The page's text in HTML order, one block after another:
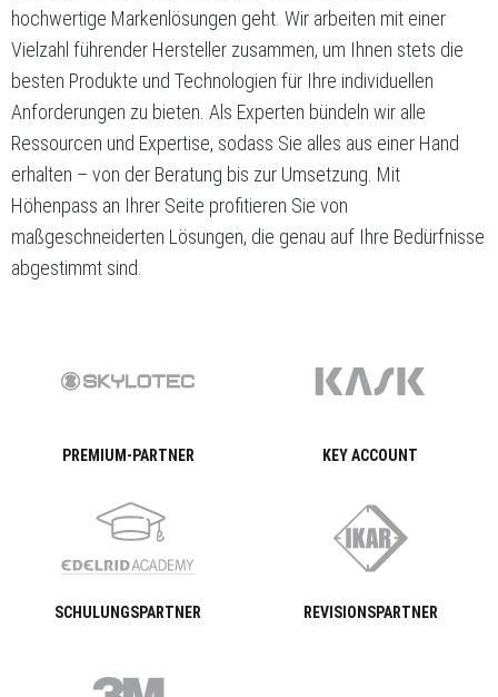
hochwertige Markenlösungen geht. Wir arbeiten mit einer
Vielzahl führender Hersteller zusammen, um Ihnen stets die
besten Produkte und Technologien für Ihre individuellen
Anforderungen zu bieten. Als Experten bündeln wir alle
Ressourcen und Expertise, sodass Sie alles aus einer Hand
erhalten – von der Beratung bis zur Umsetzung. Mit
Höhenpass an Ihrer Seite profitieren Sie von
maßgeschneiderten Lösungen, die genau auf Ihre Bedürfnisse
abgestimmt sind.
PREMIUM-PARTNER KEY ACCOUNT
SCHULUNGSPARTNER REVISIONSPARTNER